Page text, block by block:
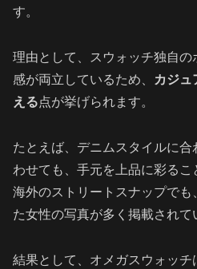
す。
理由として、スウォッチ独自
感が両立しているため、
カジュ
える点が挙げられます。
たとえば、デニムスタイルに
わせても、手元を上品に彩るこ
海外のストリートスナップで
た女性の写真が多く掲載されて
結果として、オメガスウォッチ